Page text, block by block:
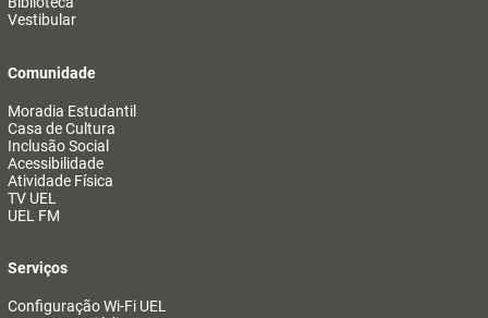
Vestibular
Comunidade
Moradia Estudantil
Casa de Cultura
Inclusão Social
Acessibilidade
Atividade Física
TV UEL
UEL FM
Serviços
Configuração Wi-Fi UEL